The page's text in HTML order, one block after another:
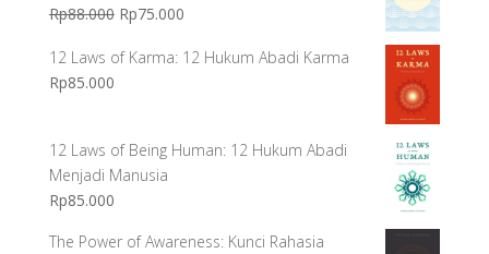
Rp88.000 Harga
adalah:
Rp75.000Harga
ini
12 Laws of Karma: 12 Hukum Abadi Karma
Rp85.000
12 Laws of Being Human: 12 Hukum Abadi
Menjadi Manusia
Rp85.000
The Power of Awareness: Kunci Rahasia